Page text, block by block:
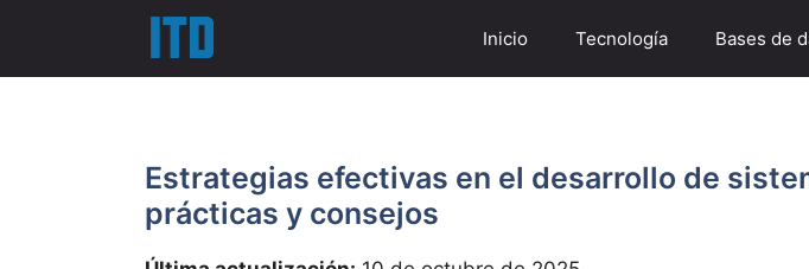
contenido
Inicio Tecnología Bases de
Estrategias efectivas en el desarrollo de
prácticas y consejos